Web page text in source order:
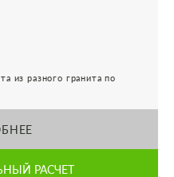
из разного гранита по
РАСЧЕТ